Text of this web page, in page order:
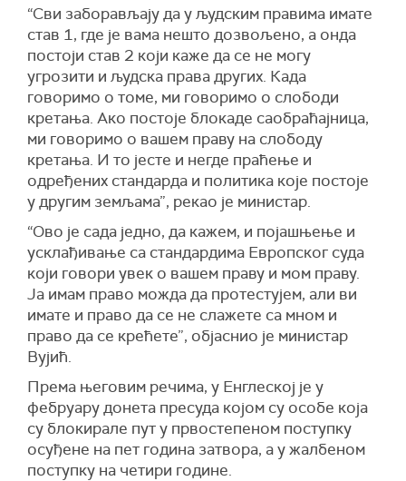
“Сви заборављају да у људским правима имате
став 1, где је вама нешто дозвољено, а онда
постоји став 2 који каже да се не могу
угрозити и људска права других. Када
говоримо о томе, ми говоримо о слободи
кретања. Ако постоје блокаде саобраћајница,
ми говоримо о вашем праву на слободу
кретања. И то јесте и негде праћење и
одређених стандарда и политика које постоје
у другим земљама”, рекао је министар.
“Ово је сада једно, да кажем, и појашњење и
усклађивање са стандардима Европског суда
који говори увек о вашем праву и мом праву.
Ја имам право можда да протестујем, али ви
имате и право да се не слажете са мном и
право да се крећете”, објаснио је министар
Вујић.
Према његовим речима, у Енглеској је у
фебруару донета пресуда којом су особе која
су блокирале пут у првостепеном поступку
осуђене на пет година затвора, а у жалбеном
поступку на четири године.